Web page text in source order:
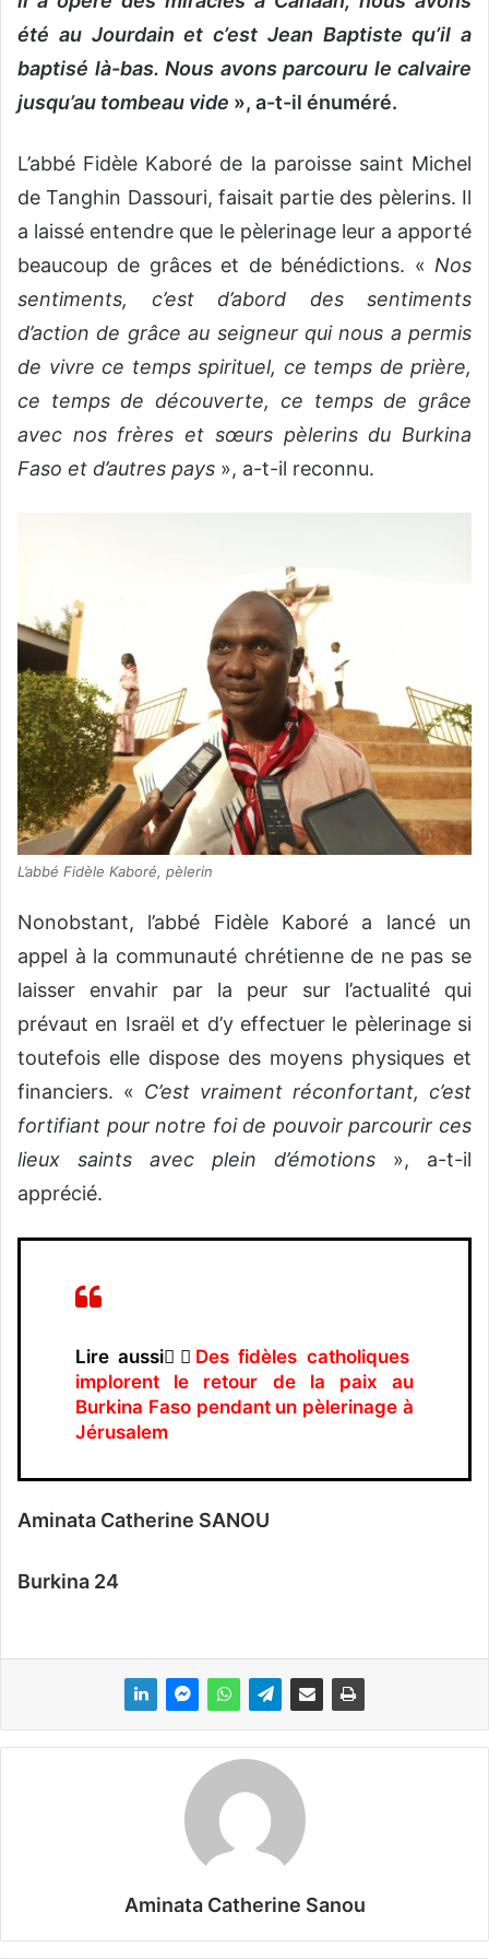
été au Jourdain et c’est Jean Baptiste qu’il a
baptisé là-bas. Nous avons parcouru le calvaire
jusqu’au tombeau vide », a-t-il énuméré.
L’abbé Fidèle Kaboré de la paroisse saint Michel
de Tanghin Dassouri, faisait partie des pèlerins. Il
a laissé entendre que le pèlerinage leur a apporté
beaucoup de grâces et de bénédictions. « Nos
sentiments, c’est d’abord des sentiments
d’action de grâce au seigneur qui nous a permis
de vivre ce temps spirituel, ce temps de prière,
ce temps de découverte, ce temps de grâce
avec nos frères et sœurs pèlerins du Burkina
Faso et d’autres pays », a-t-il reconnu.
L’abbé Fidèle Kaboré, pèlerin
Nonobstant, l’abbé Fidèle Kaboré a lancé un
appel à la communauté chrétienne de ne pas se
laisser envahir par la peur sur l’actualité qui
prévaut en Israël et d’y effectuer le pèlerinage si
toutefois elle dispose des moyens physiques et
financiers. « C’est vraiment réconfortant, c’est
fortifiant pour notre foi de pouvoir parcourir ces
lieux saints avec plein d’émotions », a-t-il
apprécié.
Lire aussi👉🏿 Des fidèles catholiques
implorent le retour de la paix au
Burkina Faso pendant un pèlerinage à
Jérusalem
Aminata Catherine SANOU
Burkina 24
Aminata Catherine Sanou